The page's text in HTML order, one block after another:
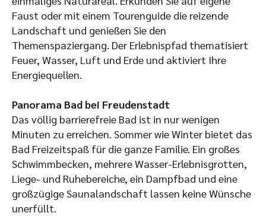
Faust oder mit einem Tourenguide die reizende
Landschaft und genießen Sie den
Themenspaziergang. Der Erlebnispfad thematisiert
Feuer, Wasser, Luft und Erde und aktiviert Ihre
Energiequellen.
Panorama Bad bei Freudenstadt
Das völlig barrierefreie Bad ist in nur wenigen
Minuten zu erreichen. Sommer wie Winter bietet das
Bad Freizeitspaß für die ganze Familie. Ein großes
Schwimmbecken, mehrere Wasser-Erlebnisgrotten,
Liege- und Ruhebereiche, ein Dampfbad und eine
großzügige Saunalandschaft lassen keine Wünsche
unerfüllt.